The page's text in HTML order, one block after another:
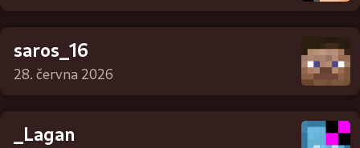
saros_16
28. června 2026
_Lagan